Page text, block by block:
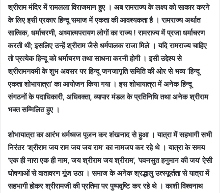
श्रीराम मंदिर में रामलला विराजमान हुए । अब रामराज्य के लक्ष्य को साकार करने
के लिए इसी प्रकार हिन्दू समाज में एकता की आवश्यकता है । रामराज्य अर्थात
सात्विक, धर्माचरणी, अध्यात्मपरायण लोगों का राज्य ! रामराज्य में प्रजा धर्माचरण
करती थी; इसलिए उन्हें श्रीराम जैसे धर्मपालक राजा मिले । यदि रामराज्य चाहिए
तो प्रत्येक हिन्दू को धर्माचरण तथा साधना करनी होगी । इसी उद्देश्य से
श्रीरामनवमी के शुभ अवसर पर हिन्दू जनजागृति समिति की ओर से भव्य ‘हिन्दू
एकता शोभायात्रा’ का आयोजन किया गया । इस शोभायात्रा में अनेक हिन्दू
संगठनों के पदाधिकारी, अधिवक्ता, व्यापार मंडल के प्रतिनिधि तथा अनेक श्रीराम
भक्त सम्मिलित हुए ।
शोभायात्रा का आरंभ धर्मध्वज पूजन कर शंखनाद से हुआ । यात्रा में सहभागी सभी
निरंतर ‘श्रीराम जय राम जय जय राम’ का नामजप कर रहे थे । यात्रा के समय
‘एक ही नारा एक ही नाम, जय श्रीराम जय श्रीराम’, ‘पवनसुत हनुमान की जय’ ऐसी
घोषणाओं से वातावरण गूंज उठा । समाज के अनेक श्रद्धालु उत्स्फूर्तता से यात्रा में
सहभागी होकर श्रीरामजी की प्रतिमा पर पुष्पवृष्टि कर रहे थे । काशी विश्‍वनाथ